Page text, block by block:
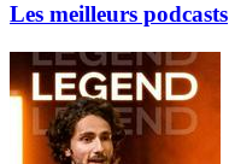
Les meilleurs podcasts